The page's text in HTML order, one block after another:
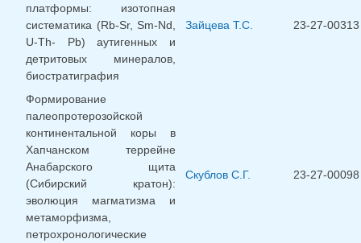
платформы: изотопная
систематика (Rb-Sr, Sm-Nd,
U-Th- Pb) аутигенных и
детритовых минералов,
биостратиграфия
Зайцева Т.С. 23-27-00313
Формирование
палеопротерозойской
континентальной коры в
Хапчанском террейне
Анабарского щита
(Сибирский кратон):
эволюция магматизма и
метаморфизма,
петрохронологические
Скублов С.Г. 23-27-00098